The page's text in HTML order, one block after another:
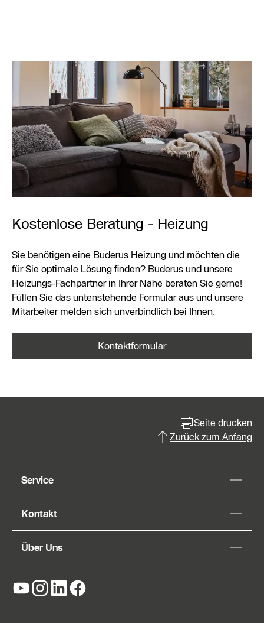
Kostenlose Beratung - Heizung
Sie benötigen eine Buderus Heizung und möchten die
für Sie optimale Lösung finden? Buderus und unsere
Heizungs-Fachpartner in Ihrer Nähe beraten Sie gerne!
Füllen Sie das untenstehende Formular aus und unsere
Mitarbeiter melden sich unverbindlich bei Ihnen.
Kontaktformular
Seite drucken
Zurück zum Anfang
Service
Kontakt
Über Uns